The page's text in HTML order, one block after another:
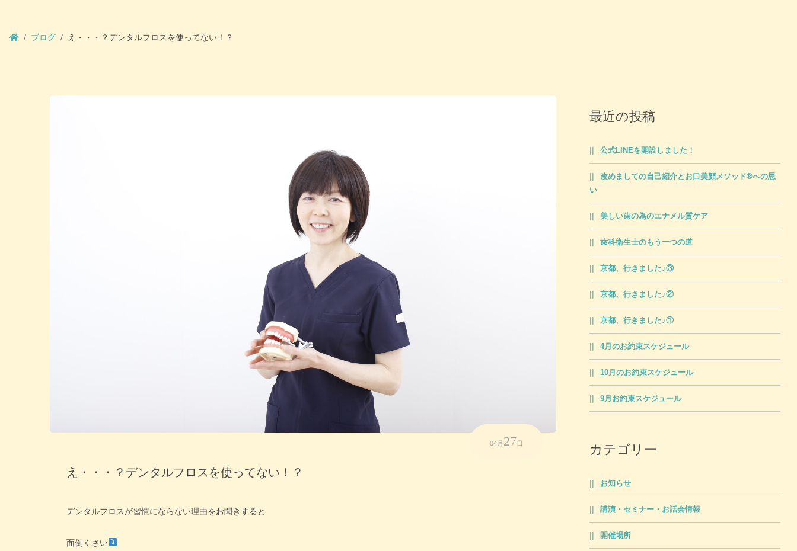
ブログ え・・・？デンタルフロスを使ってない！？
04月 27日
え・・・？デンタルフロスを使ってない！？
デンタルフロスが習慣にならない理由をお聞きすると
面倒くさい
最近の投稿
公式LINEを開設しました！
改めましての自己紹介とお口美顔メソッド®への思
い
美しい歯の為のエナメル質ケア
歯科衛生士のもう一つの道
京都、行きました♪③
京都、行きました♪②
京都、行きました♪①
4月のお約束スケジュール
10月のお約束スケジュール
9月お約束スケジュール
カテゴリー
お知らせ
講演・セミナー・お話会情報
開催場所